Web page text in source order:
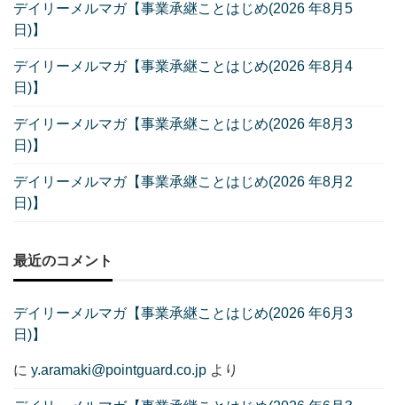
デイリーメルマガ【事業承継ことはじめ(2026 年8月5
日)】
デイリーメルマガ【事業承継ことはじめ(2026 年8月4
日)】
デイリーメルマガ【事業承継ことはじめ(2026 年8月3
日)】
デイリーメルマガ【事業承継ことはじめ(2026 年8月2
日)】
最近のコメント
デイリーメルマガ【事業承継ことはじめ(2026 年6月3
日)】
に y.aramaki@pointguard.co.jp より